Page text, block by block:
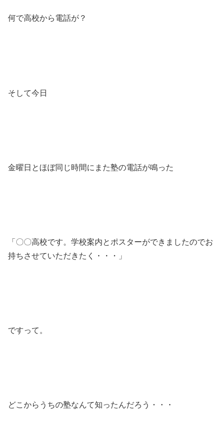
何で高校から電話が？
そして今日
金曜日とほぼ同じ時間にまた塾の電話が鳴った
「〇〇高校です。学校案内とポスターができましたのでお
持ちさせていただきたく・・・」
ですって。
どこからうちの塾なんて知ったんだろう・・・